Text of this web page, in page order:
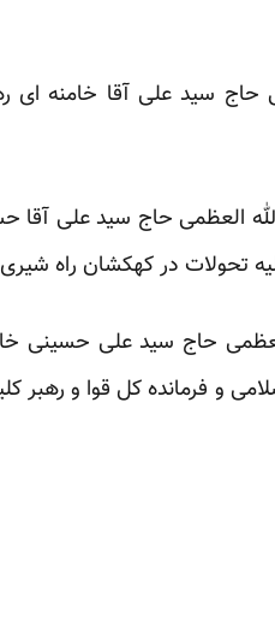
سید علی آقا خامنه ای
العظمی حاج سید علی آقا
تحولات در کهکشان راه
حاج سید علی حسینی
و فرمانده کل قوا و رهبر